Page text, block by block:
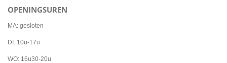
e
o
g
m
t
OPENINGSUREN
MA: gesloten
DI: 10u-17u
WO: 16u30-20u